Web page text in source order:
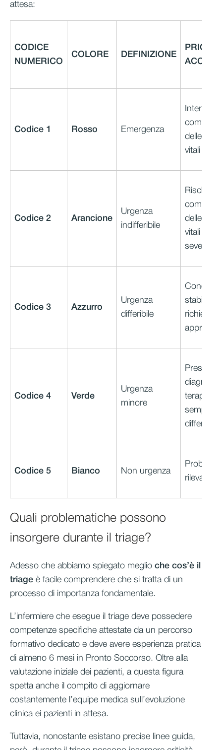
attesa:
CODICE
NUMERICO
COLORE DEFINIZIONE
Codice 1 Rosso Emergenza
delle
vitali
Codice 2 Arancione
Urgenza
indifferibile
Rischio di
delle
vitali o
severo
Codice 3 Azzurro
Urgenza
differibile
stabili,
Codice 4 Verde
Urgenza
minore
semplici e
differibili
Codice 5 Bianco Non urgenza
Problemi
rilevanza
Quali problematiche possono
insorgere durante il triage?
Adesso che abbiamo spiegato meglio che cos’è il
triage è facile comprendere che si tratta di un
processo di importanza fondamentale.
L’infermiere che esegue il triage deve possedere
competenze specifiche attestate da un percorso
formativo dedicato e deve avere esperienza pratica
di almeno 6 mesi in Pronto Soccorso. Oltre alla
valutazione iniziale dei pazienti, a questa figura
spetta anche il compito di aggiornare
costantemente l’equipe medica sull’evoluzione
clinica ei pazienti in attesa.
Tuttavia, nonostante esistano precise linee guida,